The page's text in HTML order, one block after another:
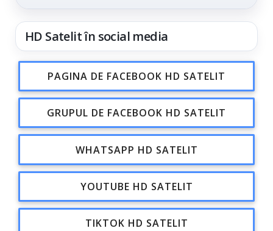
HD Satelit în social media
PAGINA DE FACEBOOK HD SATELIT
GRUPUL DE FACEBOOK HD SATELIT
WHATSAPP HD SATELIT
YOUTUBE HD SATELIT
TIKTOK HD SATELIT